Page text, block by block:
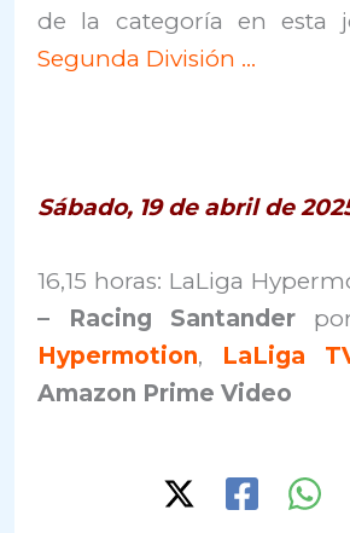
de la categoría en esta
Segunda División …
Sábado, 19 de abril de
16,15 horas: LaLiga
– Racing Santander
Hypermotion, LaLiga
Amazon Prime Video